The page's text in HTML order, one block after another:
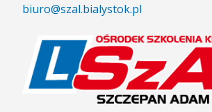
biuro@szal.bialystok.pl